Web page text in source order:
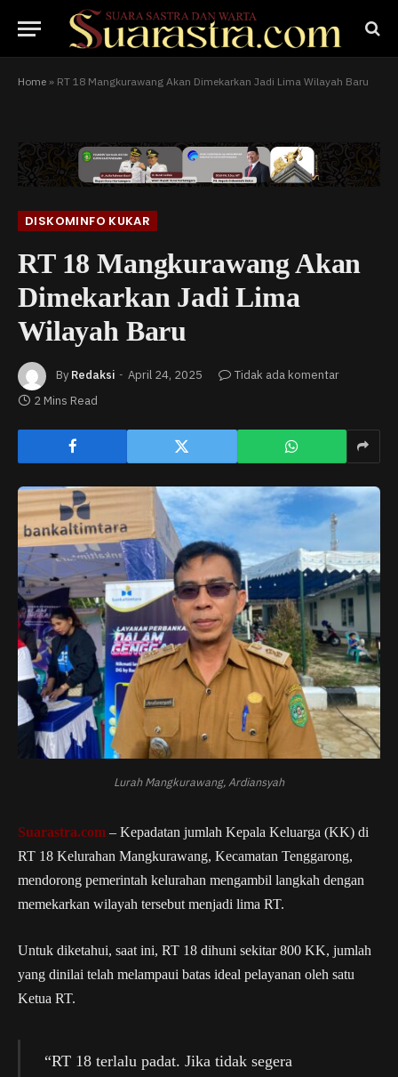
Home » RT 18 Mangkurawang Akan Dimekarkan Jadi Lima Wilayah Baru
DISKOMINFO KUKAR
RT 18 Mangkurawang Akan
Dimekarkan Jadi Lima
Wilayah Baru
By Redaksi April 24, 2025
Tidak ada komentar
2 Mins Read
Lurah Mangkurawang, Ardiansyah
Suarastra.com – Kepadatan jumlah Kepala Keluarga (KK) di
RT 18 Kelurahan Mangkurawang, Kecamatan Tenggarong,
mendorong pemerintah kelurahan mengambil langkah dengan
memekarkan wilayah tersebut menjadi lima RT.
Untuk diketahui, saat ini, RT 18 dihuni sekitar 800 KK, jumlah
yang dinilai telah melampaui batas ideal pelayanan oleh satu
Ketua RT.
“RT 18 terlalu padat. Jika tidak segera